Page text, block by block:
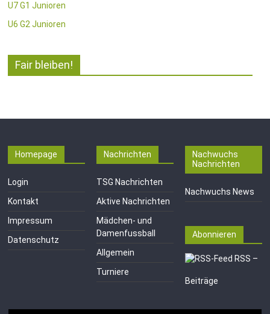
U7 G1 Junioren
U6 G2 Junioren
Fair bleiben!
Homepage
Login
Kontakt
Impressum
Datenschutz
Nachrichten
TSG Nachrichten
Aktive Nachrichten
Mädchen- und
Damenfussball
Allgemein
Turniere
Nachwuchs
Nachrichten
Nachwuchs News
Abonnieren
RSS –
Beiträge